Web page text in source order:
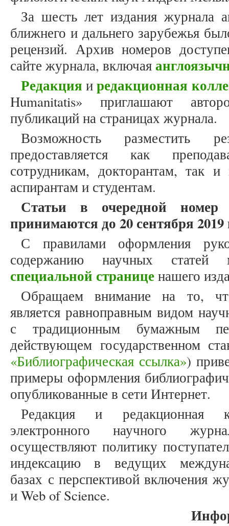
За шесть лет издания журнала
ближнего и дальнего зарубежья
рецензий. Архив номеров
сайте журнала, включая
Редакция иредакционная
Humanitatis» приглашают
публикаций на страницах журнала.
Возможность разместить
предоставляется как
сотрудникам, докторантам, так
аспирантам и студентам.
Статьи в очередной
принимаются до 20 сентября 2019
С правилами оформления
содержанию научных
специальной страниценашего
Обращаем внимание на то,
является равноправным видом
с традиционным бумажным
действующем государственном
«Библиографическая ссылка»)
примеры оформления
опубликованные в сети Интернет.
Редакция и редакционная
электронного научного
осуществляют политику
индексацию в ведущих
базах с перспективой включения
и Web of Science.